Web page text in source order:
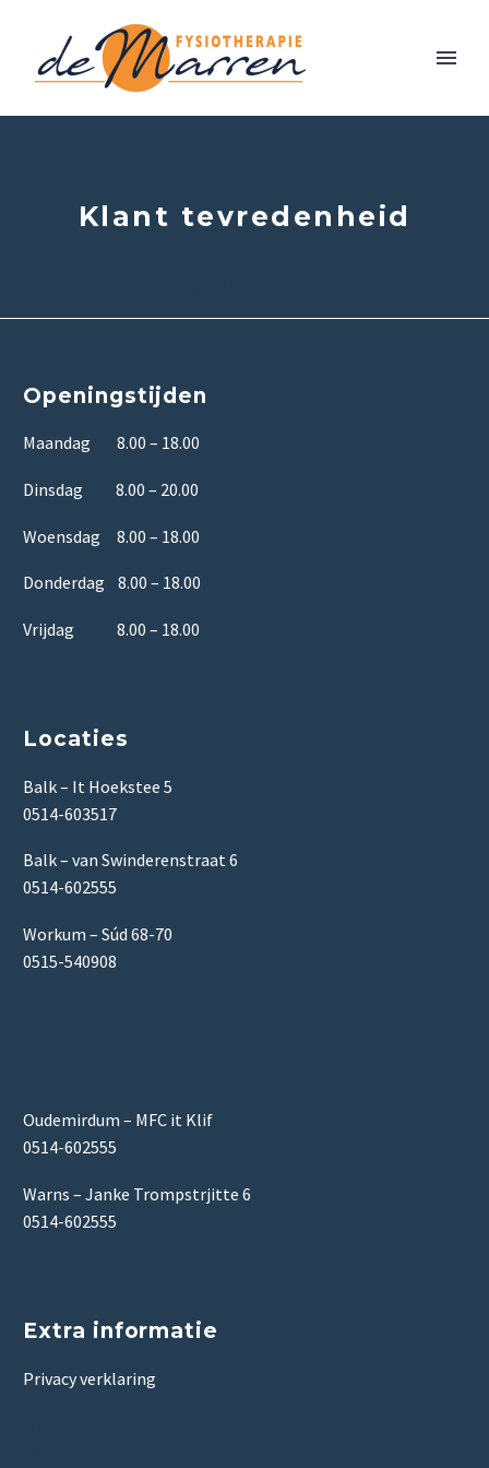
Klant tevredenheid
Openingstijden
Maandag 8.00 – 18.00
Dinsdag 8.00 – 20.00
Woensdag 8.00 – 18.00
Donderdag 8.00 – 18.00
Vrijdag 8.00 – 18.00
Locaties
Balk – It Hoekstee 5
0514-603517
Balk – van Swinderenstraat 6
0514-602555
Workum – Súd 68-70
0515-540908
Oudemirdum – MFC it Klif
0514-602555
Warns – Janke Trompstrjitte 6
0514-602555
Extra informatie
Privacy verklaring